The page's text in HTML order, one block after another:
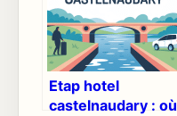
Etap hotel
castelnaudary : où